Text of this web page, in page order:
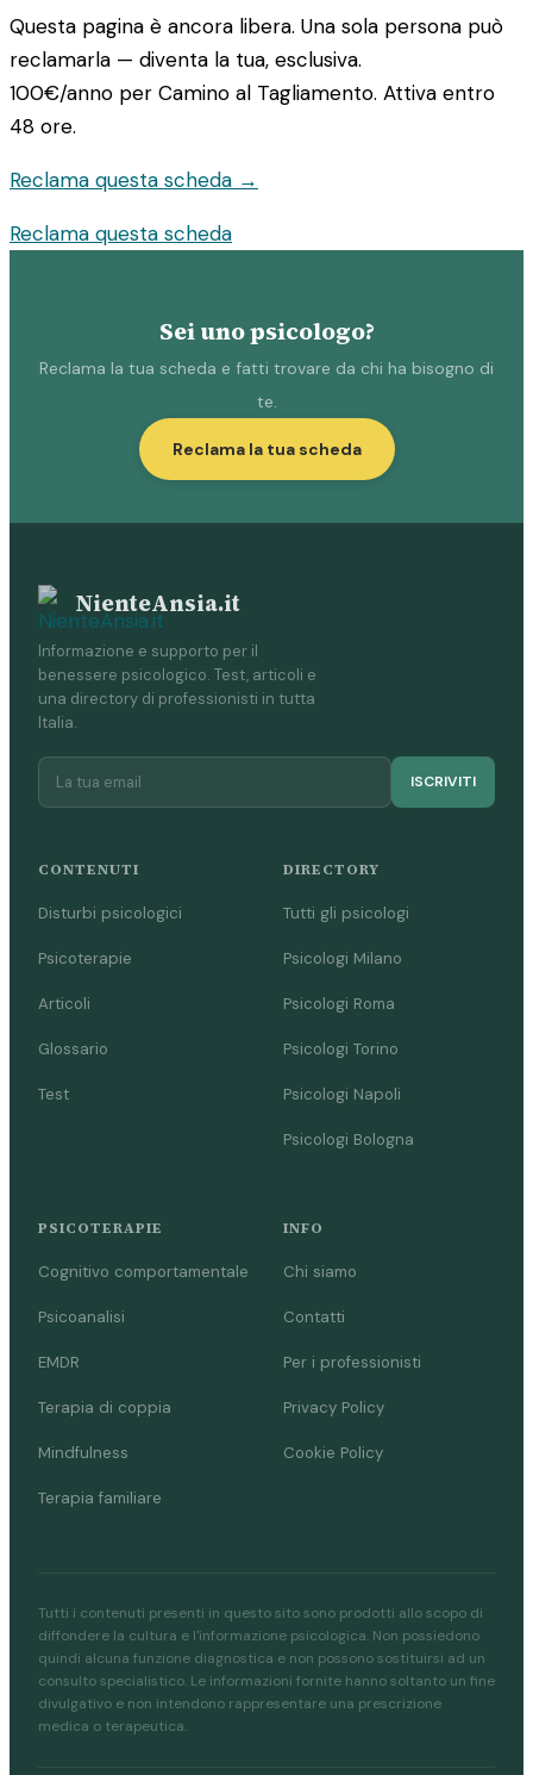
Questa pagina è ancora libera. Una sola persona può
reclamarla — diventa la tua, esclusiva.
100€/anno per Camino al Tagliamento. Attiva entro
48 ore.
Reclama questa scheda →
Reclama questa scheda
Sei uno psicologo?
Reclama la tua scheda e fatti trovare da chi ha bisogno di
te.
Reclama la tua scheda
NienteAnsia.it
Informazione e supporto per il
benessere psicologico. Test, articoli e
una directory di professionisti in tutta
Italia.
ISCRIVITI
CONTENUTI
Disturbi psicologici
Psicoterapie
Articoli
Glossario
Test
DIRECTORY
Tutti gli psicologi
Psicologi Milano
Psicologi Roma
Psicologi Torino
Psicologi Napoli
Psicologi Bologna
PSICOTERAPIE
Cognitivo comportamentale
Psicoanalisi
EMDR
Terapia di coppia
Mindfulness
Terapia familiare
INFO
Chi siamo
Contatti
Per i professionisti
Privacy Policy
Cookie Policy
Tutti i contenuti presenti in questo sito sono prodotti allo scopo di
diffondere la cultura e l'informazione psicologica. Non possiedono
quindi alcuna funzione diagnostica e non possono sostituirsi ad un
consulto specialistico. Le informazioni fornite hanno soltanto un fine
divulgativo e non intendono rappresentare una prescrizione
medica o terapeutica.